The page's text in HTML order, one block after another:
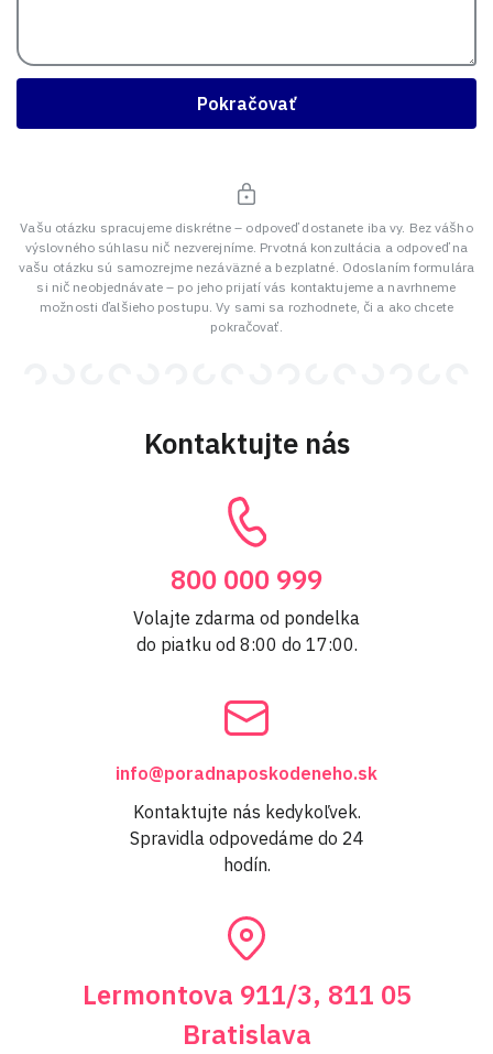
Pokračovať
Vašu otázku spracujeme diskrétne – odpoveď dostanete iba vy. Bez vášho
výslovného súhlasu nič nezverejníme. Prvotná konzultácia a odpoveď na
vašu otázku sú samozrejme nezáväzné a bezplatné. Odoslaním formulára
si nič neobjednávate – po jeho prijatí vás kontaktujeme a navrhneme
možnosti ďalšieho postupu. Vy sami sa rozhodnete, či a ako chcete
pokračovať.
Kontaktujte nás
800 000 999
Volajte zdarma od pondelka
do piatku od 8:00 do 17:00.
info@poradnaposkodeneho.sk
Kontaktujte nás kedykoľvek.
Spravidla odpovedáme do 24
hodín.
Lermontova 911/3, 811 05
Bratislava